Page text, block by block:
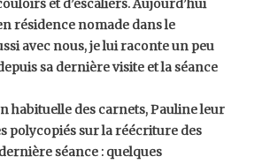
et d’escaliers. Aujourd’hui
résidence nomade dans le
avec nous, je lui raconte un peu
depuis sa dernière visite et la séance
habituelle des carnets, Pauline leur
polycopiés sur la réécriture des
séance : quelques